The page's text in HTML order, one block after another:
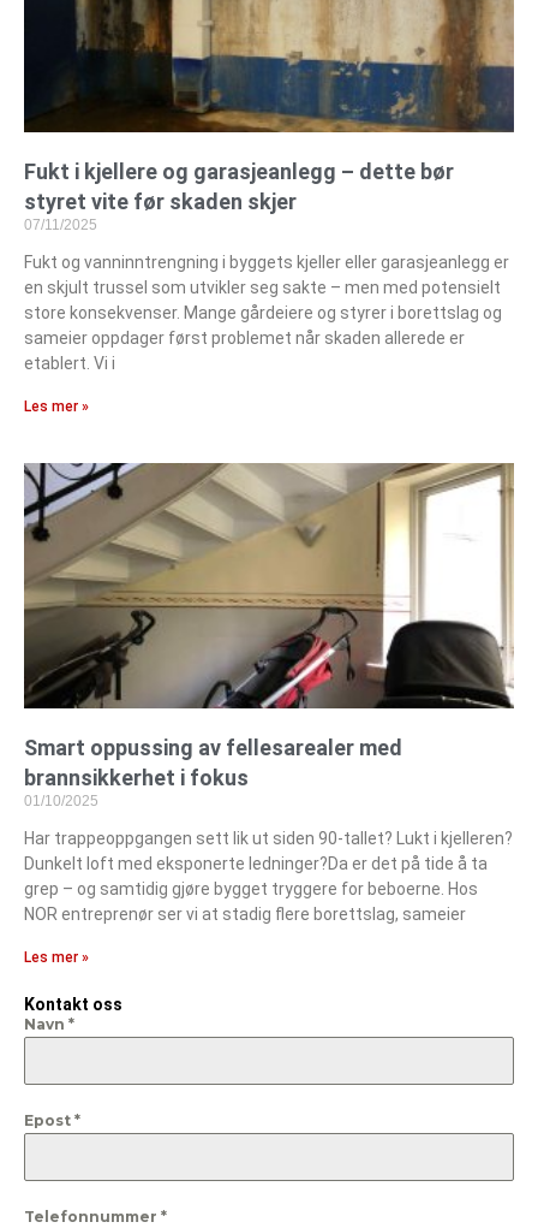
Fukt i kjellere og garasjeanlegg – dette bør
styret vite før skaden skjer
07/11/2025
Fukt og vanninntrengning i byggets kjeller eller garasjeanlegg er
en skjult trussel som utvikler seg sakte – men med potensielt
store konsekvenser. Mange gårdeiere og styrer i borettslag og
sameier oppdager først problemet når skaden allerede er
etablert. Vi i
Les mer »
Smart oppussing av fellesarealer med
brannsikkerhet i fokus
01/10/2025
Har trappeoppgangen sett lik ut siden 90-tallet? Lukt i kjelleren?
Dunkelt loft med eksponerte ledninger?Da er det på tide å ta
grep – og samtidig gjøre bygget tryggere for beboerne. Hos
NOR entreprenør ser vi at stadig flere borettslag, sameier
Les mer »
Kontakt oss
Navn *
Epost *
Telefonnummer *